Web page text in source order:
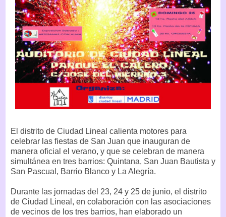
El distrito de Ciudad Lineal calienta motores para
celebrar las fiestas de San Juan que inauguran de
manera oficial el verano, y que se celebran de manera
simultánea en tres barrios: Quintana, San Juan Bautista y
San Pascual, Barrio Blanco y La Alegría.
Durante las jornadas del 23, 24 y 25 de junio, el distrito
de Ciudad Lineal, en colaboración con las asociaciones
de vecinos de los tres barrios, han elaborado un